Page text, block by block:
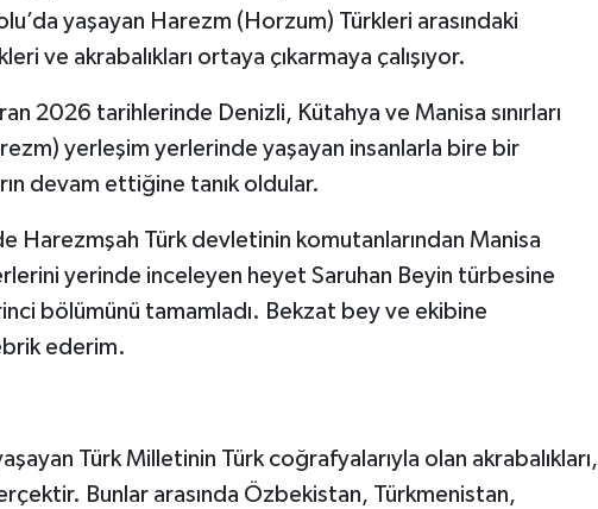
yaşayan Harezm (Horzum) Türkleri arasındaki
ve akrabalıkları ortaya çıkarmaya çalışıyor.
2026 tarihlerinde Denizli, Kütahya ve Manisa sınırları
yerleşim yerlerinde yaşayan insanlarla bire bir
devam ettiğine tanık oldular.
Harezmşah Türk devletinin komutanlarından Manisa
yerinde inceleyen heyet Saruhan Beyin türbesine
bölümünü tamamladı. Bekzat bey ve ekibine
ederim.
Türk Milletinin Türk coğrafyalarıyla olan akrabalıkları,
Bunlar arasında Özbekistan, Türkmenistan,